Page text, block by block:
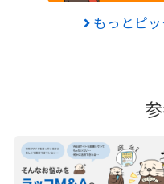
もっとピ